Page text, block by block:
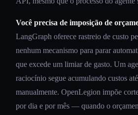
Você precisa de imposição de
LangGraph oferece rastreio de custo
nenhum mecanismo para parar
que excede um limiar de gasto. Um
raciocínio segue acumulando custos
manualmente. OpenLegion impõe
por dia e por mês — quando o